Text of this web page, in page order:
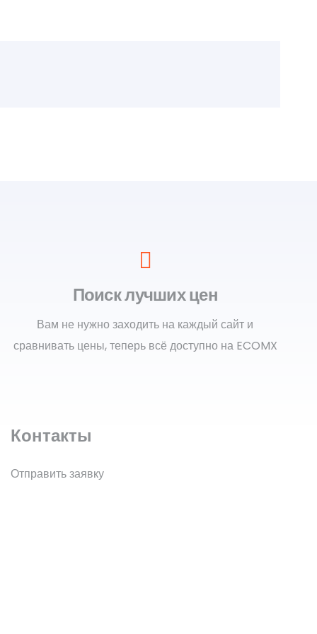
Поиск лучших цен
Вам не нужно заходить на каждый сайт и
сравнивать цены, теперь всё доступно на ECOMX
Контакты
Отправить заявку